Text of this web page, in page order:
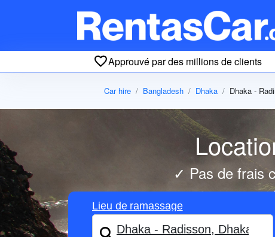
Approuvé par des millions de clients
Car hire Bangladesh Dhaka Dhaka -
✓ Pas de frais
Lieu de ramassage